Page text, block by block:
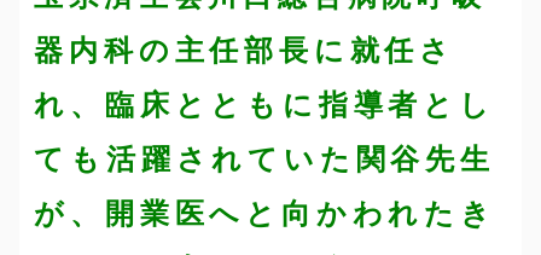
器内科の主任部長に就任さ
れ、臨床とともに指導者とし
ても活躍されていた関谷先生
が、開業医へと向かわれたき